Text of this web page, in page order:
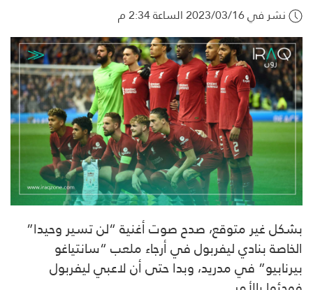
نشر في 2023/03/16 الساعة 2:34 م
بشكل غير متوقع، صدح صوت أغنية “لن تسير وحيدا”
الخاصة بنادي ليفربول في أرجاء ملعب “سانتياغو
بيرنابيو” في مدريد، وبدا حتى أن لاعبي ليفربول